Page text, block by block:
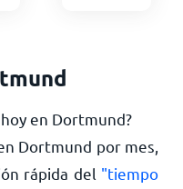
en Dortmund?
Dortmund por mes,
rápida del "tiempo